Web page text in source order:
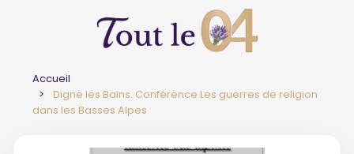
Accueil
Digne les Bains. Conférence Les guerres de religion
dans les Basses Alpes